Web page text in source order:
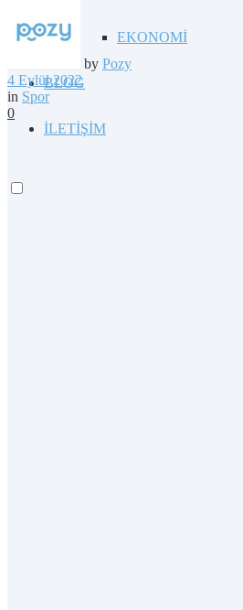
EKONOMİ
BLOG
İLETİŞİM
by Pozy
4 Eylül 2022
in Spor
0